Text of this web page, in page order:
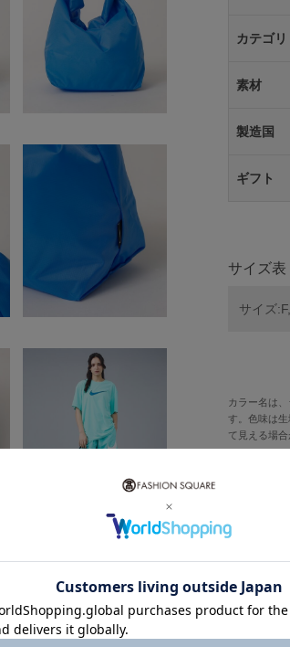
カテゴリ
素材
製造国
ギフト
サイズ表
サイズ
カラー名は
す。色味は
て見える場
この